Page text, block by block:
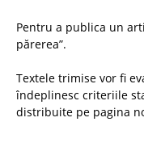
Pentru a publica un
părerea”.
Textele trimise vor fi
îndeplinesc criteriile
distribuite pe pagina